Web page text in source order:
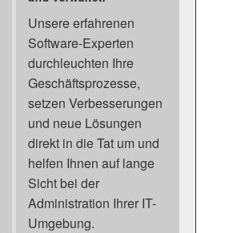
Unsere erfahrenen
Software-Experten
durchleuchten Ihre
Geschäftsprozesse,
setzen Verbesserungen
und neue Lösungen
direkt in die Tat um und
helfen Ihnen auf lange
Sicht bei der
Administration Ihrer IT-
Umgebung.